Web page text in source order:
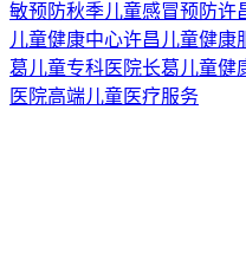
敏预防秋季儿童感冒预防许
儿童健康中心许昌儿童健康
葛儿童专科医院长葛儿童健
医院高端儿童医疗服务